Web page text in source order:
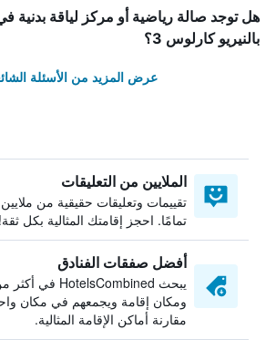
هل توجد صالة رياضية أو مركز لياقة بدنية
بالنيريو كارلوس 3؟
عرض المزيد من الأسئلة
الملايين من التعليقات
تقييمات وتعليقات حقيقية من ملايين
تمامًا. احجز إقامتك المثالية بكل ثقة!
أفضل صفقات الفنادق
ومكان إقامة ويجمعهم في مكان
مقارنة أماكن الإقامة المثالية.